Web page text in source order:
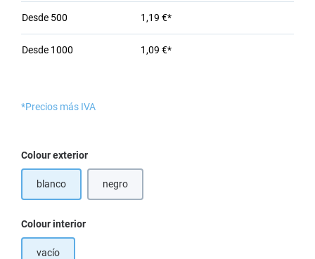
Desde 500 1,19 €*
Desde 1000 1,09 €*
*Precios más IVA
Seleccione
Colour exterior
blanco negro
Seleccione
Colour interior
vacío